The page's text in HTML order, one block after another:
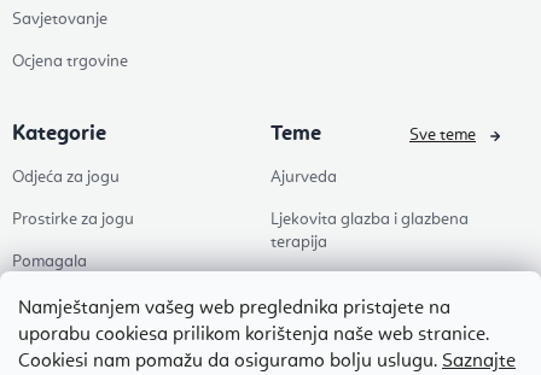
Namještanjem vašeg web preglednika pristajete na
uporabu cookiesa prilikom korištenja naše web stranice.
Cookiesi nam pomažu da osiguramo bolju uslugu. Saznajte
Savjetovanje
Ocjena trgovine
Kategorie
Odjeća za jogu
Prostirke za jogu
Pomagala
Zdravlje
Dodaci
Teme
Ajurveda
Ljekovita glazba i glazbena
terapija
Pilates
Zen
Sve teme